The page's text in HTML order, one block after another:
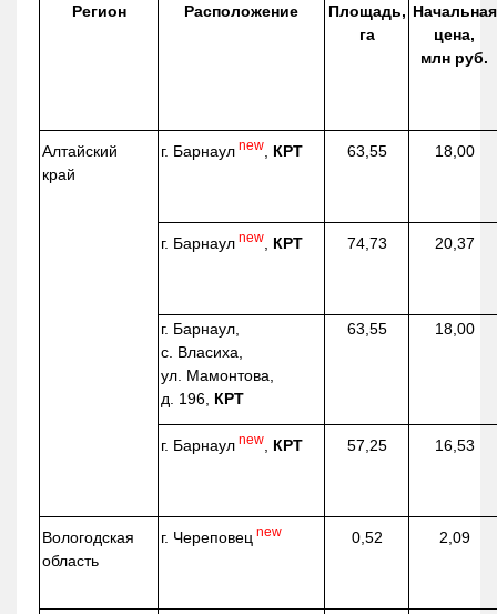
Регион Расположение
Площадь,
га
Начальная
цена,
млн руб.
Алтайский
край
г. Барнаул new КРТ 63,55 18,00
г. Барнаул new КРТ 74,73 20,37
г. Барнаул,
с. Власиха,
ул. Мамонтова,
д. 196, КРТ
63,55 18,00
г. Барнаул new КРТ 57,25 16,53
Вологодская
область
г. Череповец new 0,52 2,09